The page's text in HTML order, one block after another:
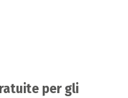
per gli